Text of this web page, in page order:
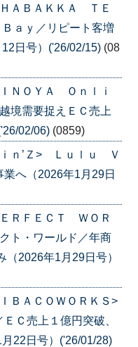
ＡＢＡＫＫＡ ＴＥ
ａｙ／リピート客増
日号）('26/02/15) (08
ＮＯＹＡ Ｏｎｌｉ
境需要捉えＥＣ売上
02/06) (0859)
ｎ’Ｚ> Ｌｕｌｕ Ｖ
業へ（2026年1月29日
ＲＦＥＣＴ ＷＯＲ
ト・ワールド／年商
（2026年1月29日号）
ＢＡＣＯＷＯＲＫＳ>
Ｃ売上１億円突破、
22日号）('26/01/28)